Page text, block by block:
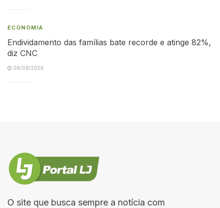
ECONOMIA
Endividamento das famílias bate recorde e atinge 82%,
diz CNC
06/08/2026
O site que busca sempre a notícia com